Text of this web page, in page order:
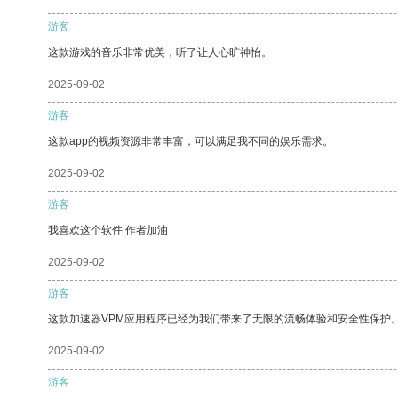
游客
这款游戏的音乐非常优美，听了让人心旷神怡。
2025-09-02
游客
这款app的视频资源非常丰富，可以满足我不同的娱乐需求。
2025-09-02
游客
我喜欢这个软件 作者加油
2025-09-02
游客
这款加速器VPM应用程序已经为我们带来了无限的流畅体验和安全性保护
2025-09-02
游客